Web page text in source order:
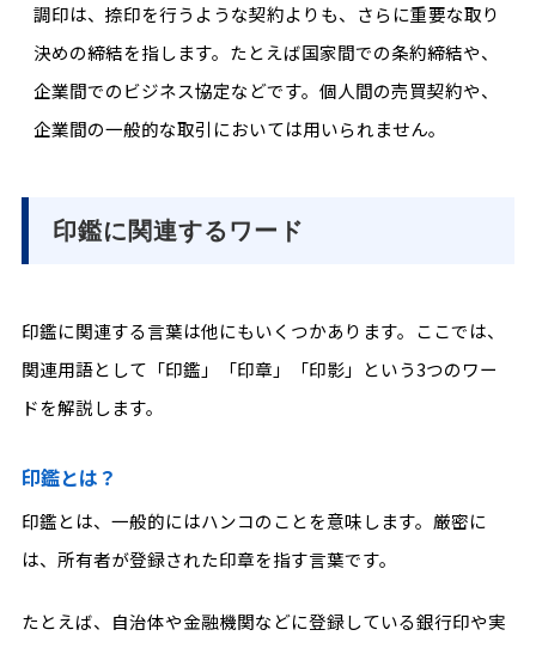
調印は、捺印を行うような契約よりも、さらに重要な取り
決めの締結を指します。たとえば国家間での条約締結や、
企業間でのビジネス協定などです。個人間の売買契約や、
企業間の一般的な取引においては用いられません。
印鑑に関連するワード
印鑑に関連する言葉は他にもいくつかあります。ここでは、
関連用語として「印鑑」「印章」「印影」という3つのワー
ドを解説します。
印鑑とは？
印鑑とは、一般的にはハンコのことを意味します。厳密に
は、所有者が登録された印章を指す言葉です。
たとえば、自治体や金融機関などに登録している銀行印や実